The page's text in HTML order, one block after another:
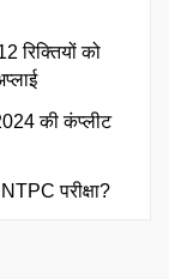
को
2024 की कंप्लीट
परीक्षा?